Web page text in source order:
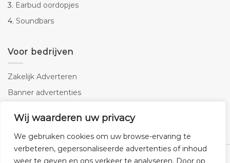
Wij waarderen uw privacy
We gebruiken cookies om uw browse-ervaring te
verbeteren, gepersonaliseerde advertenties of inhoud
weer te geven en ons verkeer te analyseren. Door op
3. Earbud oordopjes
4. Soundbars
Voor bedrijven
Zakelijk Adverteren
Banner advertenties
SEO copywriting